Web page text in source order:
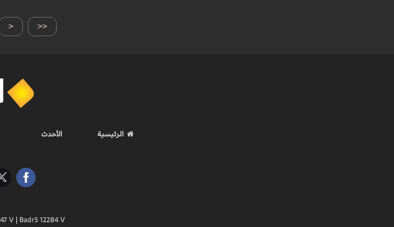
< <<
الرئيسية الأحدث
V | Badr5 12284 V